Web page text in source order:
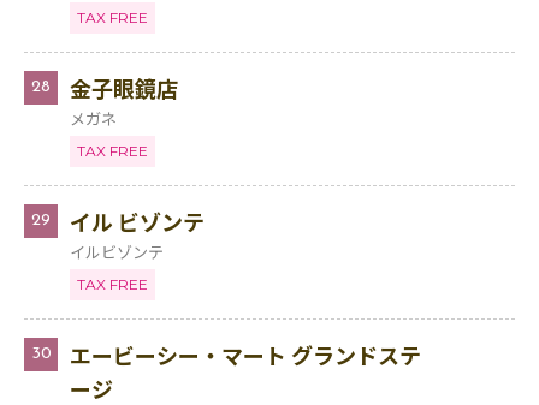
TAX FREE
28 金子眼鏡店
メガネ
TAX FREE
29 イル ビゾンテ
イルビゾンテ
TAX FREE
30
エービーシー・マート グランドステ
ージ